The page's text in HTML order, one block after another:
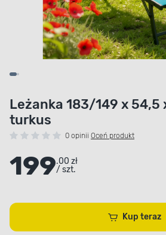
Leżanka 183/149 x
turkus
0 opinii Oceń produkt
199.00 zł
/ szt.
Kup teraz